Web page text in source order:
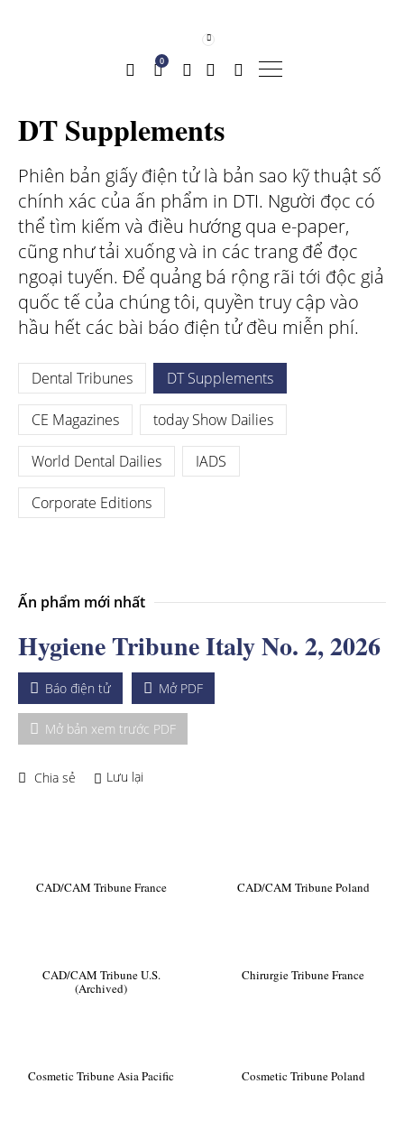
0
DT Supplements
Phiên bản giấy điện tử là bản sao kỹ thuật số
chính xác của ấn phẩm in DTI. Người đọc có
thể tìm kiếm và điều hướng qua e-paper,
cũng như tải xuống và in các trang để đọc
ngoại tuyến. Để quảng bá rộng rãi tới độc giả
quốc tế của chúng tôi, quyền truy cập vào
hầu hết các bài báo điện tử đều miễn phí.
Dental Tribunes DT Supplements
CE Magazines today Show Dailies
World Dental Dailies IADS
Corporate Editions
Ấn phẩm mới nhất
Hygiene Tribune Italy No. 2, 2026
Báo điện tử Mở PDF
Mở bản xem trước PDF
Chia sẻ Lưu lại
CAD/CAM Tribune France CAD/CAM Tribune Poland
CAD/CAM Tribune U.S.
(Archived)
Chirurgie Tribune France
Cosmetic Tribune Asia Pacific Cosmetic Tribune Poland